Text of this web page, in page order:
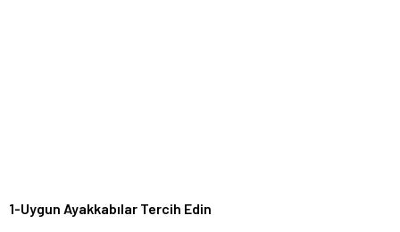
1-Uygun Ayakkabılar Tercih Edin